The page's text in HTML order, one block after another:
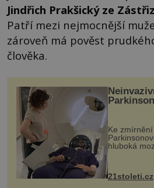
Jindřich Prakšický ze
Patří mezi nejmocnější
zároveň má pověst
člověka.
Ke
hluboká
však
k
21stoleti.cz